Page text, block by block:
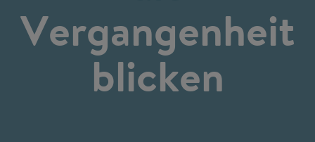
Vergangenheit
blicken